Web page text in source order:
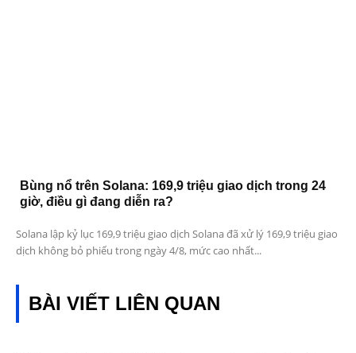
Bùng nổ trên Solana: 169,9 triệu giao dịch trong 24
giờ, điều gì đang diễn ra?
Solana lập kỷ lục 169,9 triệu giao dịch Solana đã xử lý 169,9 triệu giao
dịch không bỏ phiếu trong ngày 4/8, mức cao nhất...
BÀI VIẾT LIÊN QUAN